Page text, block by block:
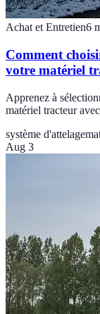
Achat et Entretien6
Comment
votre matériel
Apprenez à
matériel tracteur
système d'attelage
Aug 3